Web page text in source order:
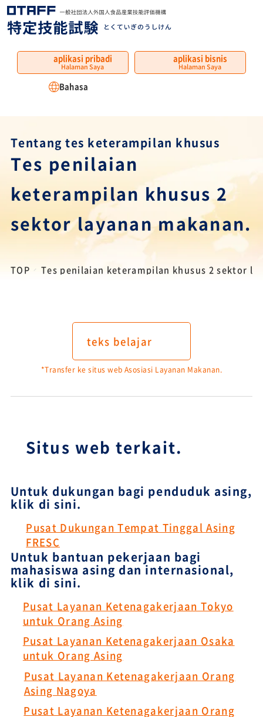
aplikasi pribadi
Halaman Saya
aplikasi bisnis
Halaman Saya
Bahasa
Tentang tes keterampilan khusus
Tes penilaian
keterampilan khusus 2
sektor layanan makanan.
TOP Tes penilaian keterampilan khusus 2 sektor
teks belajar
*Transfer ke situs web Asosiasi Layanan Makanan.
Situs web terkait.
Untuk dukungan bagi penduduk asing,
klik di sini.
Pusat Dukungan Tempat Tinggal Asing
FRESC
Untuk bantuan pekerjaan bagi
mahasiswa asing dan internasional,
klik di sini.
Pusat Layanan Ketenagakerjaan Tokyo
untuk Orang Asing
Pusat Layanan Ketenagakerjaan Osaka
untuk Orang Asing
Pusat Layanan Ketenagakerjaan Orang
Asing Nagoya
Pusat Layanan Ketenagakerjaan Orang